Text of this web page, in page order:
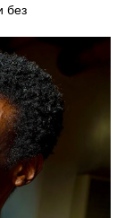
без